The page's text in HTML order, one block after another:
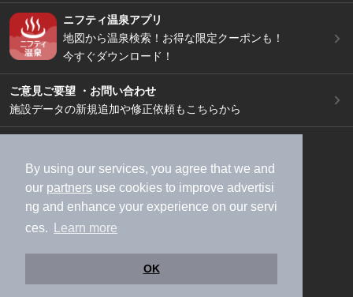
By using our services, you agree that we and
our partners use cookies to improve advertisi
ng and enhance your experience on our servi
ces.
Learn more
OK
ニフティ温泉アプリ
地図から温泉検索！お得な限定クーポンも！
今すぐダウンロード！
ご意見ご要望 ・お問い合わせ
施設データの新規追加や修正依頼もこちらから
加盟店募集（資料請求）
広告出稿のご案内
利用規約
ライフスタイルMEMBERS+規約
特定商取引法に基づく表記
ヘルプ
採用情報
運営会社